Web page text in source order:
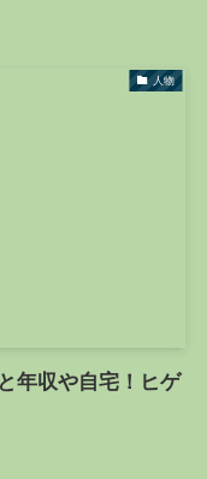
人物
年収や自宅！ヒゲ